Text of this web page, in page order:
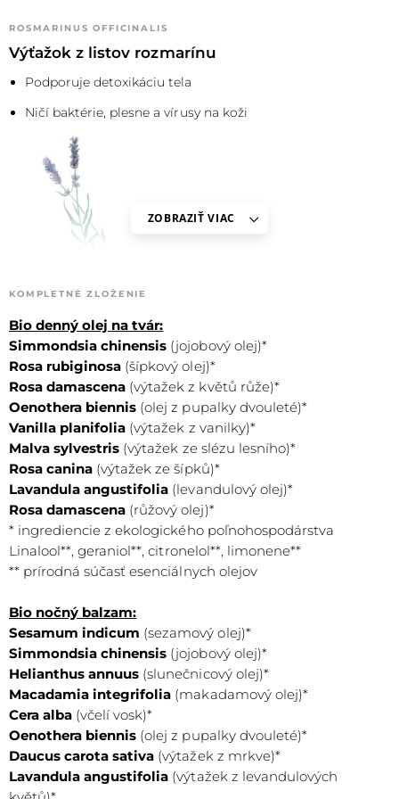
ROSMARINUS OFFICINALIS
Výťažok z listov rozmarínu
Podporuje detoxikáciu tela
Ničí baktérie, plesne a vírusy na koži
Levanduľový olej
Upokojuje pokožku
Vďaka protizápalovým účinkom sa osvedčil pri liečbe
ekzémov, akné či spálenín od slnka
Pomarančový olej
Má protizápalové účinky
Upokojuje bolesť svalov
Vôňa pomaranča celkové zlepšuje náladu a znižuje úzkosť
ZOBRAZIŤ VIAC
KOMPLETNÉ ZLOŽENIE
Bio denný olej na tvár:
Simmondsia chinensis (jojobový olej)*
Rosa rubiginosa (šípkový olej)*
Rosa damascena (výtažek z květů růže)*
Oenothera biennis (olej z pupalky dvouleté)*
Vanilla planifolia (výtažek z vanilky)*
Malva sylvestris (výtažek ze slézu lesního)*
Rosa canina (výtažek ze šípků)*
Lavandula angustifolia (levandulový olej)*
Rosa damascena (růžový olej)*
* ingrediencie z ekologického poľnohospodárstva
Linalool**, geraniol**, citronelol**, limonene**
** prírodná súčasť esenciálnych olejov
Bio nočný balzam:
Sesamum indicum (sezamový olej)*
Simmondsia chinensis (jojobový olej)*
Helianthus annuus (slunečnicový olej)*
Macadamia integrifolia (makadamový olej)*
Cera alba (včelí vosk)*
Oenothera biennis (olej z pupalky dvouleté)*
Daucus carota sativa (výtažek z mrkve)*
Lavandula angustifolia (výtažek z levandulových